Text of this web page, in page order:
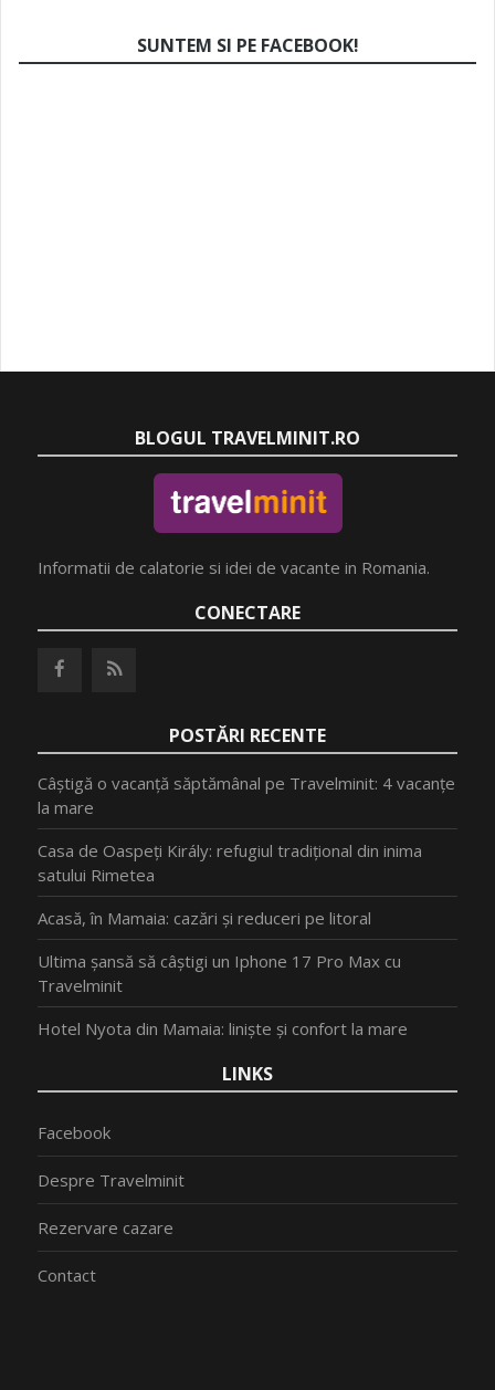
SUNTEM SI PE FACEBOOK!
BLOGUL TRAVELMINIT.RO
Informatii de calatorie si idei de vacante in Romania.
CONECTARE
POSTĂRI RECENTE
Câștigă o vacanță săptămânal pe Travelminit: 4 vacanțe
la mare
Casa de Oaspeți Király: refugiul tradițional din inima
satului Rimetea
Acasă, în Mamaia: cazări și reduceri pe litoral
Ultima șansă să câștigi un Iphone 17 Pro Max cu
Travelminit
Hotel Nyota din Mamaia: liniște și confort la mare
LINKS
Facebook
Despre Travelminit
Rezervare cazare
Contact